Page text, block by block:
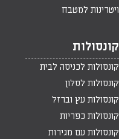
ויטרינות למטבח
קונסולות
קונסולות לכניסה לבית
קונסולות לסלון
קונסולות עץ וברזל
קונסולות כפריות
קונסולות עם מגירות